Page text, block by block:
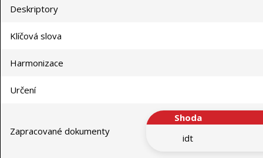
Deskriptory
Klíčová slova
Harmonizace
Určení
Zapracované dokumenty
Shoda
idt